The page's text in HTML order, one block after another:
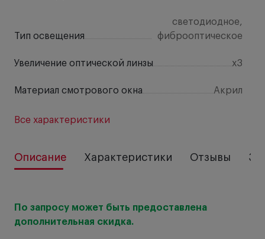
Тип освещения
светодиодное,
фиброоптическое
Увеличение оптической линзы х3
Материал смотрового окна Акрил
Все характеристики
Описание Характеристики Отзывы
По запросу может быть предоставлена
дополнительная скидка.